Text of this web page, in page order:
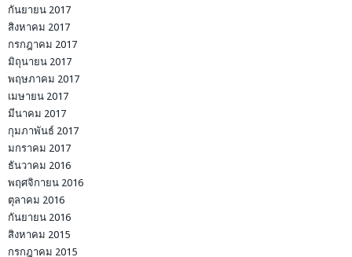
กันยายน 2017
สิงหาคม 2017
กรกฎาคม 2017
มิถุนายน 2017
พฤษภาคม 2017
เมษายน 2017
มีนาคม 2017
กุมภาพันธ์ 2017
มกราคม 2017
ธันวาคม 2016
พฤศจิกายน 2016
ตุลาคม 2016
กันยายน 2016
สิงหาคม 2015
กรกฎาคม 2015